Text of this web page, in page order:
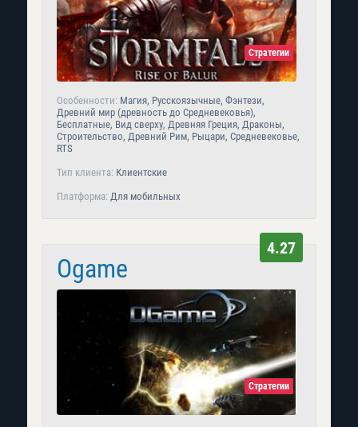
Стратегии
Особенности: Магия, Русскоязычные, Фэнтези,
Древний мир (древность до Средневековья),
Бесплатные, Вид сверху, Древняя Греция, Драконы,
Строительство, Древний Рим, Рыцари, Средневековье,
RTS
Тип клиента: Клиентские
Платформа: Для мобильных
Ogame
4.27
Стратегии